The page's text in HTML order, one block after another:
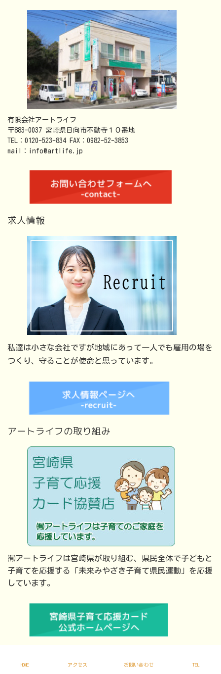
有限会社アートライフ
〒883-0037 宮崎県日向市不動寺１０番地
TEL：0120-523-834 FAX：0982-52-3853
mail：info@artlife.jp
求人情報
私達は小さな会社ですが地域にあって一人でも雇用の場を
つくり、守ることが使命と思っています。
アートライフの取り組み
㈲アートライフは宮崎県が取り組む、県民全体で子どもと
子育てを応援する「未来みやざき子育て県民運動」を応援
しています。
HOME
アクセス お問い合わせ TEL